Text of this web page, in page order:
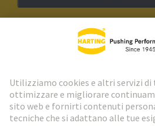
Newsletter HARTING
Vai al registrazione